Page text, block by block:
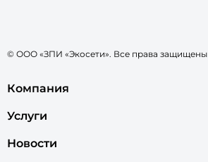
© ООО «ЗПИ «Экосети». Все права защищены
Компания
Услуги
Новости